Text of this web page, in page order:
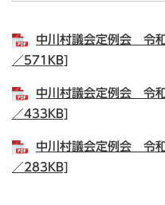
中川村議会定例会 令
／571KB]
中川村議会定例会 令
／433KB]
中川村議会定例会 令
／283KB]